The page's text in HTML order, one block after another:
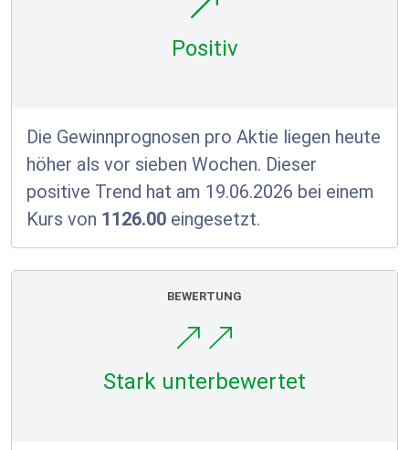
Positiv
Die Gewinnprognosen pro Aktie liegen heute
höher als vor sieben Wochen. Dieser
positive Trend hat am 19.06.2026 bei einem
Kurs von 1126.00 eingesetzt.
BEWERTUNG
Stark unterbewertet